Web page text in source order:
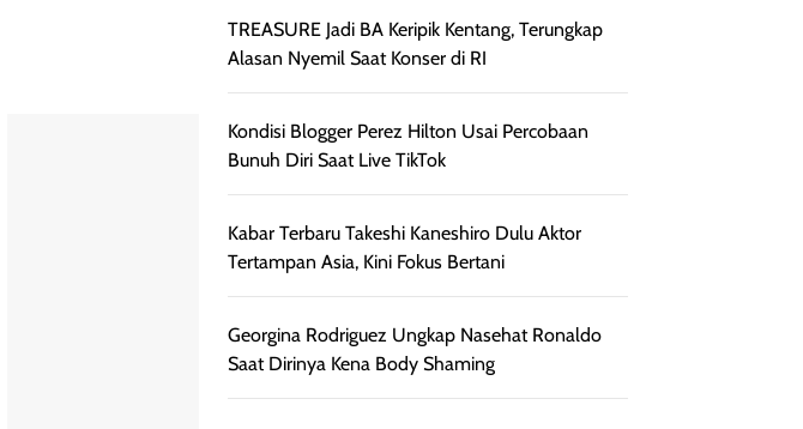
TREASURE Jadi BA Keripik Kentang, Terungkap
Alasan Nyemil Saat Konser di RI
Kondisi Blogger Perez Hilton Usai Percobaan
Bunuh Diri Saat Live TikTok
Kabar Terbaru Takeshi Kaneshiro Dulu Aktor
Tertampan Asia, Kini Fokus Bertani
Georgina Rodriguez Ungkap Nasehat Ronaldo
Saat Dirinya Kena Body Shaming